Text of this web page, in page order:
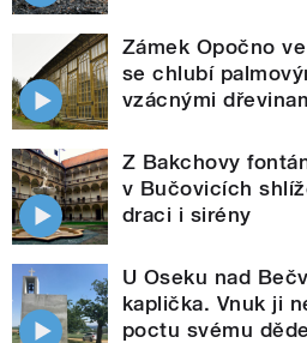
Zámek Opočno
se chlubí
vzácnými
Z Bakchovy
v Bučovicích
draci i sirény
U Oseku nad
kaplička. Vnuk ji
poctu svému